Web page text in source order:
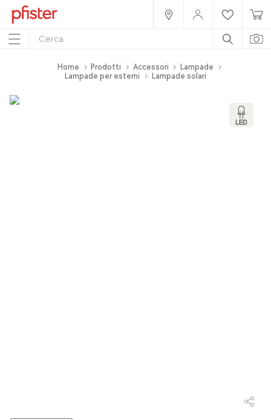
Home Prodotti Accessori
Lampade
Lampade per esterni
Lampade solari